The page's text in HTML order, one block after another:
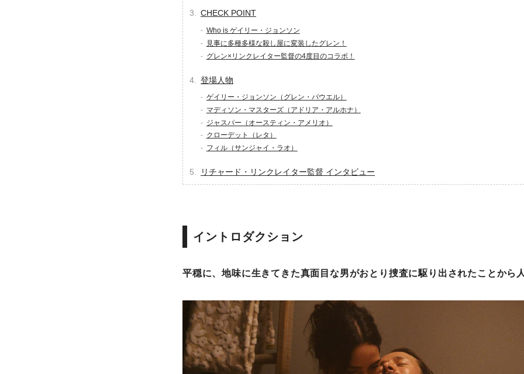
CHECK POINT
Who is ゲイリー・ジョンソン
見事に多種多様な殺し屋に変装したグレン！
グレン×リンクレイター監督の4度目のコラボ！
登場人物
ゲイリー・ジョンソン（グレン・パウエル）
マディソン・マスターズ（アドリア・アルホナ）
ジャスパー（オースティン・アメリオ）
クローデット（レタ）
フィル（サンジャイ・ラオ）
リチャード・リンクレイター監督 インタビュー
イントロダクション
平穏に、地味に生きてきた真面目な男がおとり捜査に駆り出されたことから